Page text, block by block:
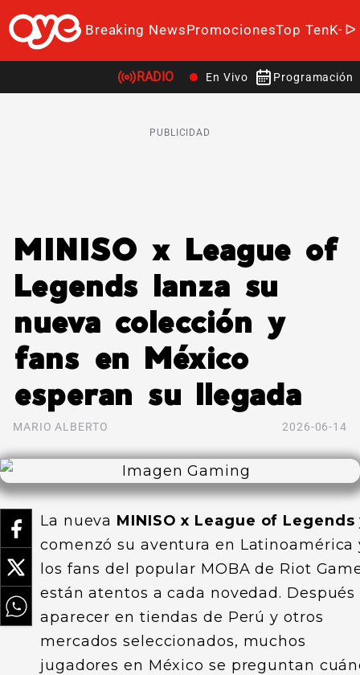
Breaking NewsPromocionesTop TenK-
RADIO En Vivo Programación
PUBLICIDAD
MINISO x League of
Legends lanza su
nueva colección y
fans en México
esperan su llegada
MARIO ALBERTO 2026-06-14
La nueva MINISO x League of Legends
comenzó su aventura en Latinoamérica
los fans del popular MOBA de Riot
están atentos a cada novedad. Después
aparecer en tiendas de Perú y otros
mercados seleccionados, muchos
jugadores en México se preguntan